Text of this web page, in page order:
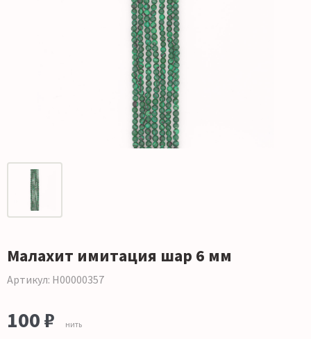
Малахит имитация шар 6 мм
Артикул: Н00000357
100 ₽ нить